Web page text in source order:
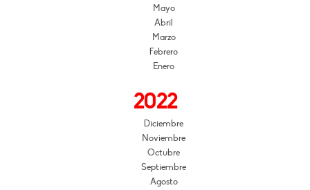
Mayo
Abril
Marzo
Febrero
Enero
2022
Diciembre
Noviembre
Octubre
Septiembre
Agosto